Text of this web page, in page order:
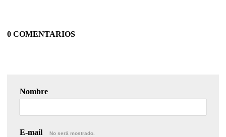
0 COMENTARIOS
Nombre
E-mail No será mostrado.